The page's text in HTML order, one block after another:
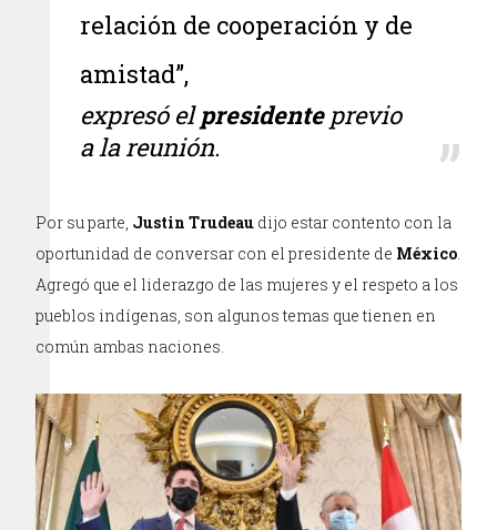
relación de cooperación y de
amistad”,
expresó elpresidente previo
a la reunión.
Por su parte, Justin Trudeau dijo estar contento con la
oportunidad de conversar con el presidente de México
Agregó que el liderazgo de las mujeres y el respeto a los
pueblos indígenas, son algunos temas que tienen en
común ambas naciones.